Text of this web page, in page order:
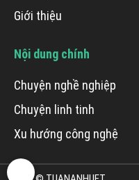
Giới thiệu
Nội dung chính
Chuyện nghề nghiệp
Chuyện linh tinh
Xu hướng công nghệ